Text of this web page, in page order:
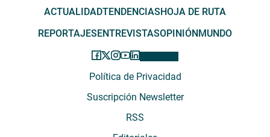
ACTUALIDADTENDENCIASHOJA DE RUTA
REPORTAJESENTREVISTASOPINIÓNMUNDO
Política de Privacidad
Suscripción Newsletter
RSS